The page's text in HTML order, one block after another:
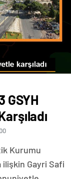
GSYH
Kurumu
ilişkin Gayri Safi